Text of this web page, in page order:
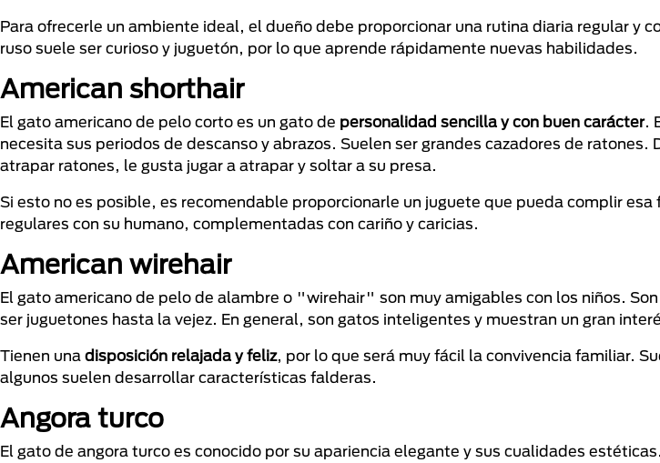
Para ofrecerle un ambiente ideal, el dueño debe proporcionar una rutina diaria regular y
ruso suele ser curioso y juguetón, por lo que aprende rápidamente nuevas habilidades.
American shorthair
El gato americano de pelo corto es un gato de personalidad sencilla y con buen carácter.
necesita sus periodos de descanso y abrazos. Suelen ser grandes cazadores de ratones.
atrapar ratones, le gusta jugar a atrapar y soltar a su presa.
Si esto no es posible, es recomendable proporcionarle un juguete que pueda complir esa
regulares con su humano, complementadas con cariño y caricias.
American wirehair
El gato americano de pelo de alambre o "wirehair" son muy amigables con los niños.
ser juguetones hasta la vejez. En general, son gatos inteligentes y muestran un gran
Tienen una disposición relajada y feliz, por lo que será muy fácil la convivencia familiar.
algunos suelen desarrollar características falderas.
Angora turco
El gato de angora turco es conocido por su apariencia elegante y sus cualidades